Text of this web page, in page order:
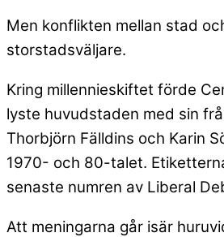
Men konflikten mellan stad
storstadsväljare.
Kring millennieskiftet förde
lyste huvudstaden med sin
Thorbjörn Fälldins och Karin
1970- och 80-talet.
senaste numren av Liberal
Att meningarna går isär